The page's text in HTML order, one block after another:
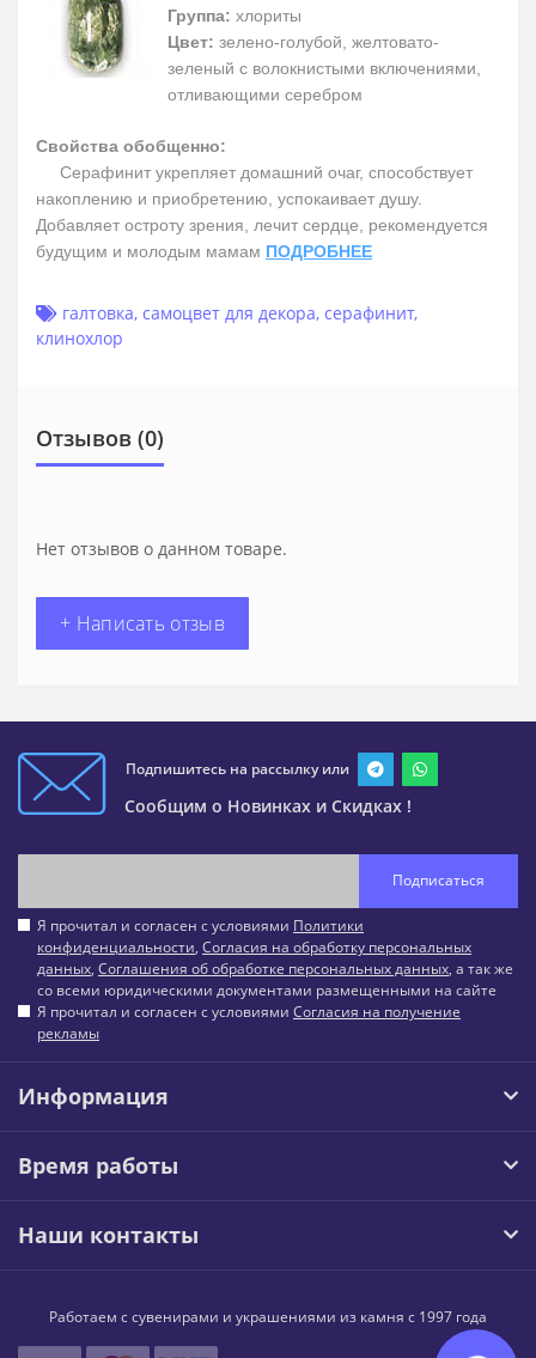
Группа: хлориты
Цвет: зелено-голубой, желтовато-
зеленый с волокнистыми включениями,
отливающими серебром
Свойства обобщенно:
Серафинит укрепляет домашний очаг, способствует
накоплению и приобретению, успокаивает душу.
Добавляет остроту зрения, лечит сердце, рекомендуется
будущим и молодым мамам ПОДРОБНЕЕ
галтовка, самоцвет для декора, серафинит,
клинохлор
Отзывов (0)
Нет отзывов о данном товаре.
+ Написать отзыв
Подпишитесь на рассылку или
Сообщим о Новинках и Скидках !
Подписаться
Я прочитал и согласен с условиями Политики
конфиденциальности, Согласия на обработку персональных
данных, Соглашения об обработке персональных данных, а так же
со всеми юридическими документами размещенными на сайте
Я прочитал и согласен с условиями Согласия на получение
рекламы
Информация
Время работы
Наши контакты
Работаем с сувенирами и украшениями из камня с 1997 года